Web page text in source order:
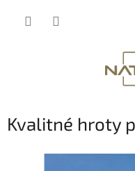
Kvalitné hroty